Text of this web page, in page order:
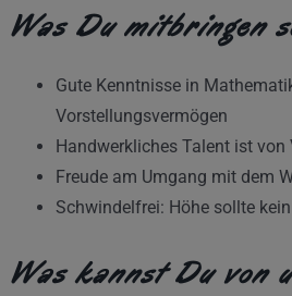
Was Du mitbringen
Gute Kenntnisse in
Vorstellungsvermögen
Handwerkliches Talent ist von
Freude am Umgang mit dem
Schwindelfrei: Höhe sollte
Was kannst Du von